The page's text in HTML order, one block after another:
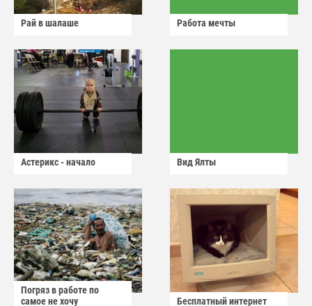
Рай в шалаше Работа мечты
Астерикс - начало Вид Ялты
Погряз в работе по
самое не хочу
Бесплатный интернет